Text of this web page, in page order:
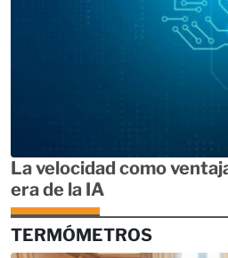
La velocidad como
era de la IA
TERMÓMETROS